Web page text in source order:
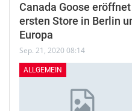
Canada Goose
ersten Store in Berlin
Europa
Sep. 21, 2020 08:14
ALLGEMEIN